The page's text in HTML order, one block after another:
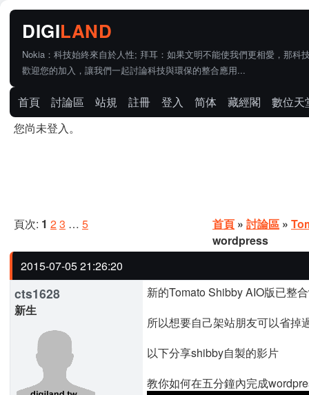
Nokia：科技始終來自於人性; 拜耳：如果文明不能使我們更相愛，那科
歡迎您的加入，讓我們一起討論科技與環保的整合應用...
首頁 討論區 站規 註冊 登入 简体 藏經閣
數位天
您尚未登入。
頁次: 1 23 … 5 首頁 » 討論區 »
wordpress
2015-07-05 21:26:20
cts1628
新生
新的Tomato Shibby AIO版已整
所以想要自己架站朋友可以省掉
以下分享shibby自製的影片
教你如何在五分鐘內完成